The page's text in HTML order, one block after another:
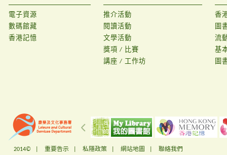
電子資源
數碼館藏
香港記憶
推介活動
閱讀活動
文學活動
獎項 / 比賽
講座 / 工作坊
香
圖
流
基
圖
2014© | 重要告示 私隱政策 網站地圖 聯絡我們